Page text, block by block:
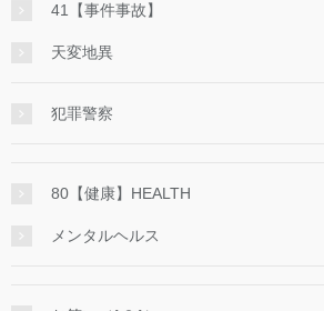
41【事件事故】
天変地異
犯罪警察
80【健康】HEALTH
メンタルヘルス